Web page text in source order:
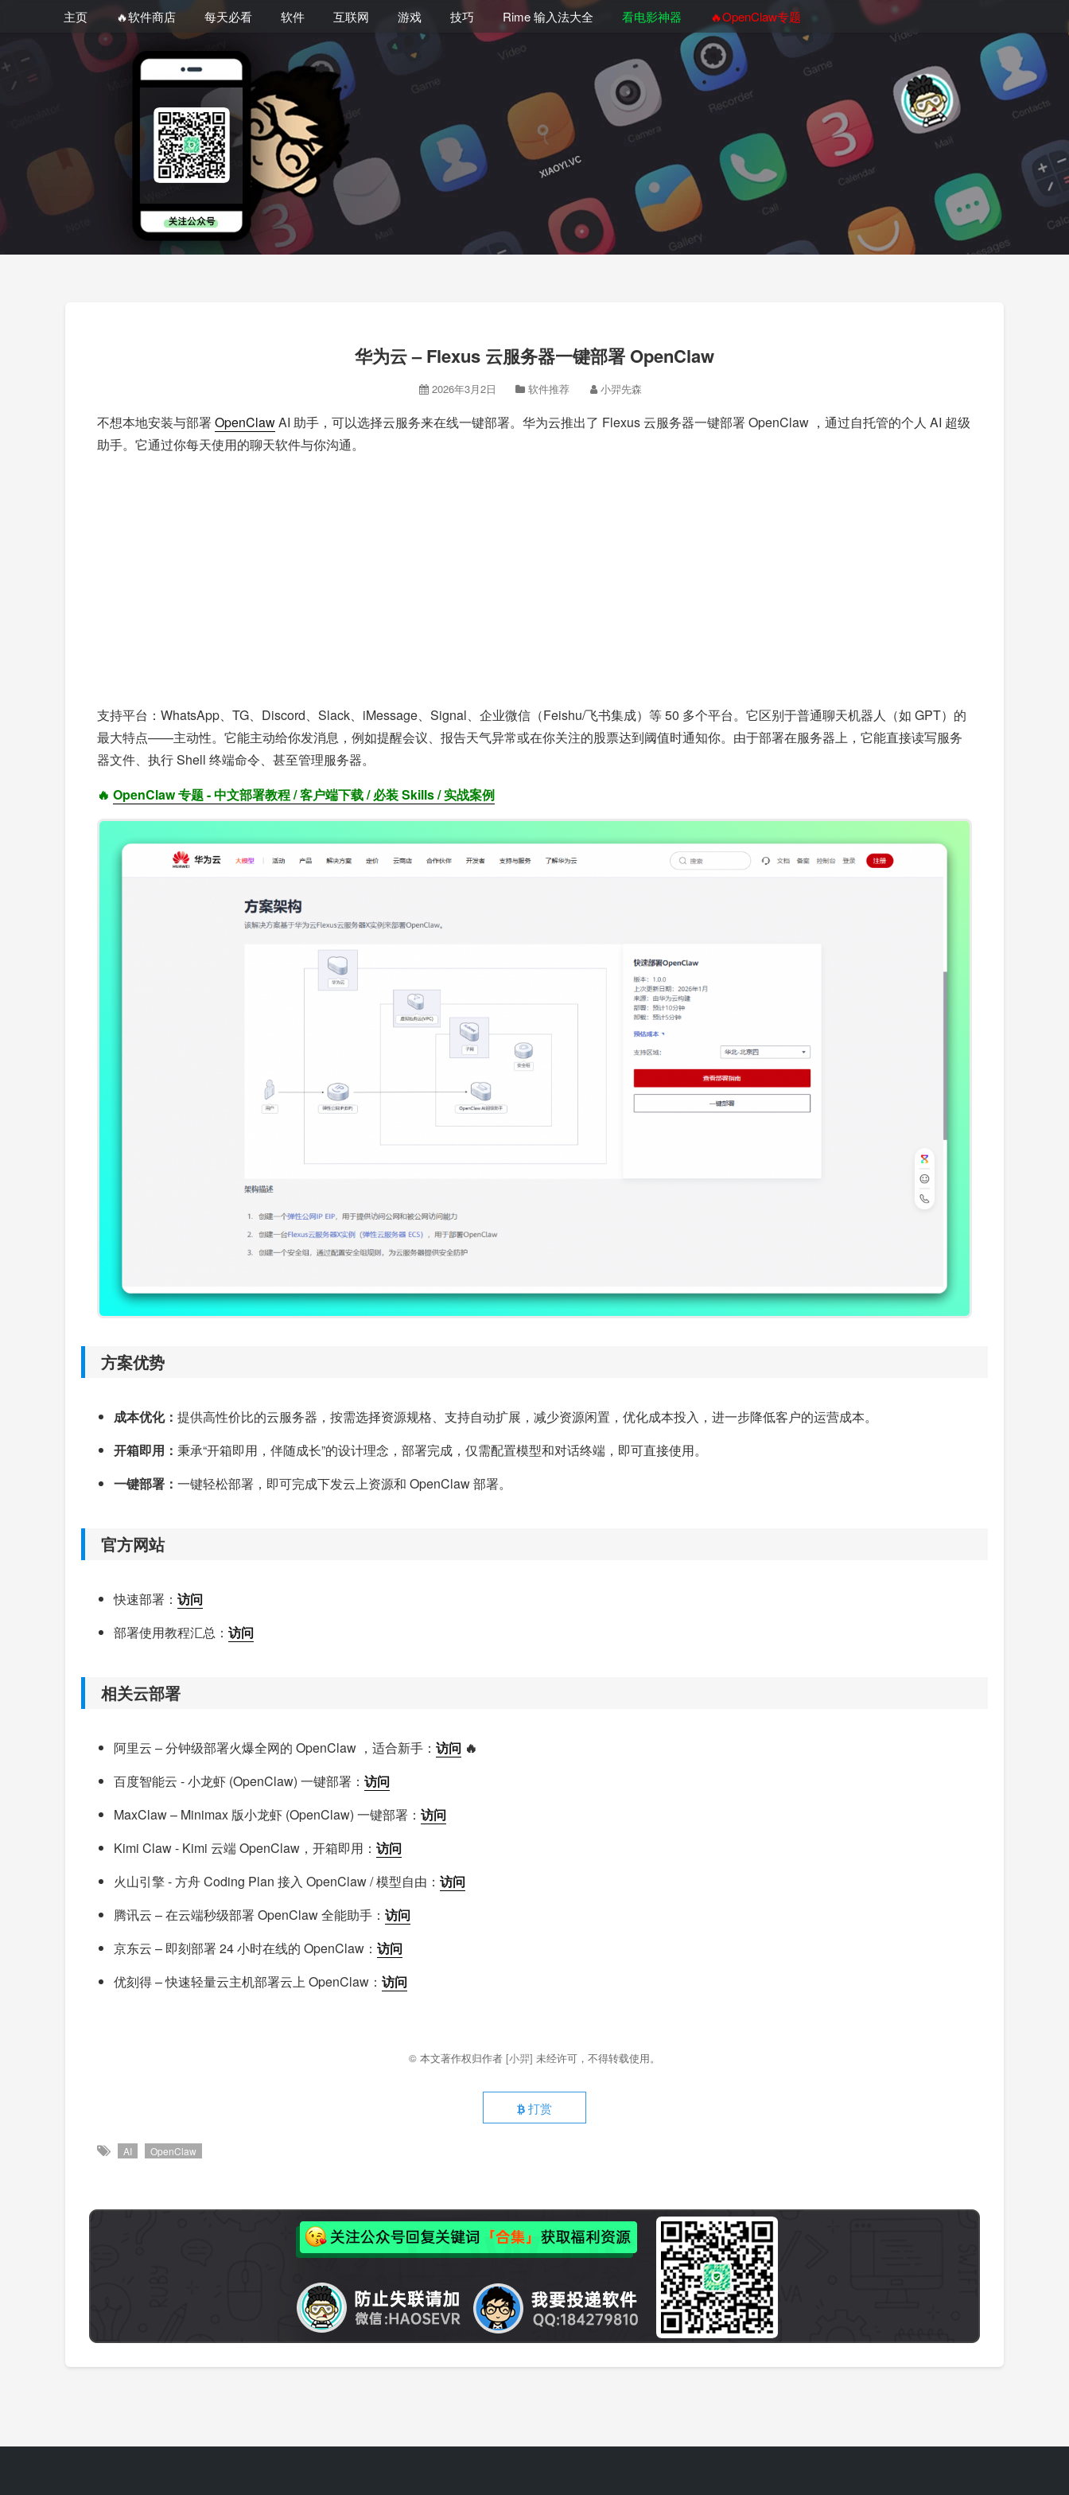
主页 🔥软件商店 每天必看 软件 互联网 游戏 技巧 Rime 输入法大全 看电影神器 🔥OpenClaw专题
华为云 – Flexus 云服务器一键部署 OpenClaw
2026年3月2日 软件推荐 小羿先森
不想本地安装与部署OpenClawAI 助手，可以选择云服务来在线一键部署。华为云推出了 Flexus 云服务器一键部署 OpenClaw ，通过自托管的个人 AI 超级
助手。它通过你每天使用的聊天软件与你沟通。
支持平台：WhatsApp、TG、Discord、Slack、iMessage、Signal、企业微信（Feishu/飞书集成）等 50 多个平台。它区别于普通聊天机器人（如 GPT）的
最大特点——主动性。它能主动给你发消息，例如提醒会议、报告天气异常或在你关注的股票达到阈值时通知你。由于部署在服务器上，它能直接读写服务
器文件、执行 Shell 终端命令、甚至管理服务器。
🔥 OpenClaw 专题 - 中文部署教程 / 客户端下载 / 必装 Skills / 实战案例
方案优势
成本优化： 提供高性价比的云服务器，按需选择资源规格、支持自动扩展，减少资源闲置，优化成本投入，进一步降低客户的运营成本。
开箱即用： 秉承“开箱即用，伴随成长”的设计理念，部署完成，仅需配置模型和对话终端，即可直接使用。
一键部署： 一键轻松部署，即可完成下发云上资源和 OpenClaw 部署。
官方网站
快速部署： 访问
部署使用教程汇总： 访问
相关云部署
阿里云 – 分钟级部署火爆全网的 OpenClaw ，适合新手： 访问 🔥
百度智能云 - 小龙虾 (OpenClaw) 一键部署： 访问
MaxClaw – Minimax 版小龙虾 (OpenClaw) 一键部署： 访问
Kimi Claw - Kimi 云端 OpenClaw，开箱即用： 访问
火山引擎 - 方舟 Coding Plan 接入 OpenClaw / 模型自由： 访问
腾讯云 – 在云端秒级部署 OpenClaw 全能助手： 访问
京东云 – 即刻部署 24 小时在线的 OpenClaw： 访问
优刻得 – 快速轻量云主机部署云上 OpenClaw： 访问
© 本文著作权归作者 [小羿] 未经许可，不得转载使用。
打赏
AI OpenClaw